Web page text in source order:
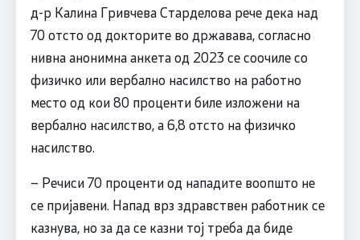
д-р Калина Гривчева Старделова рече дека над
70 отсто од докторите во државава, согласно
нивна анонимна анкета од 2023 се соочиле со
физичко или вербално насилство на работно
место од кои 80 проценти биле изложени на
вербално насилство, а 6,8 отсто на физичко
насилство.
– Речиси 70 проценти од нападите воопшто не
се пријавени. Напад врз здравствен работник се
казнува, но за да се казни тој треба да биде